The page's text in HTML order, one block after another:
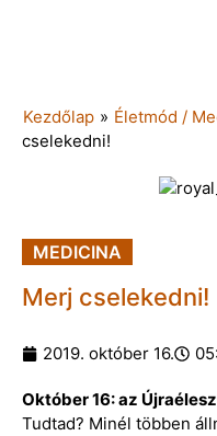
Kezdőlap » Életmód /
cselekedni!
MEDICINA
Merj cselekedni!
2019. október 16.
Október 16: az
Tudtad? Minél többen